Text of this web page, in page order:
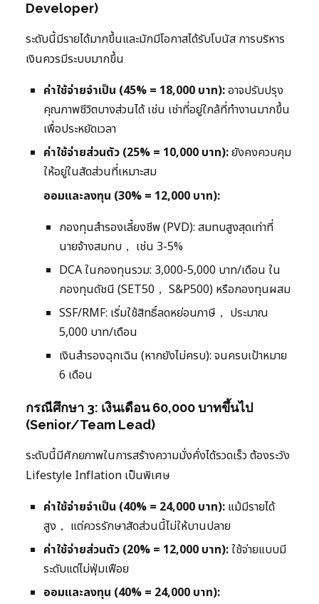
Developer)
ระดับนี้มีรายได้มากขึ้นและมักมีโอกาสได้รับโบนัส การบริหาร
เงินควรมีระบบมากขึ้น
ค่าใช้จ่ายจำเป็น (45% = 18,000 บาท):อาจปรับปรุง
คุณภาพชีวิตบางส่วนได้ เช่น เช่าที่อยู่ใกล้ที่ทำงานมากขึ้น
เพื่อประหยัดเวลา
ค่าใช้จ่ายส่วนตัว (25% = 10,000 บาท):ยังคงควบคุม
ให้อยู่ในสัดส่วนที่เหมาะสม
ออมและลงทุน (30% = 12,000 บาท):
กองทุนสำรองเลี้ยงชีพ (PVD): สมทบสูงสุดเท่าที่
นายจ้างสมทบ， เช่น 3-5%
DCA ในกองทุนรวม: 3,000-5,000 บาท/เดือน ใน
กองทุนดัชนี (SET50， S&P500) หรือกองทุนผสม
SSF/RMF: เริ่มใช้สิทธิ์ลดหย่อนภาษี， ประมาณ
5,000 บาท/เดือน
เงินสำรองฉุกเฉิน (หากยังไม่ครบ): จนครบเป้าหมาย
6 เดือน
กรณีศึกษา 3: เงินเดือน 60,000 บาทขึ้นไป
(Senior/Team Lead)
ระดับนี้มีศักยภาพในการสร้างความมั่งคั่งได้รวดเร็ว ต้องระวัง
Lifestyle Inflation เป็นพิเศษ
ค่าใช้จ่ายจำเป็น (40% = 24,000 บาท): แม้มีรายได้
สูง， แต่ควรรักษาสัดส่วนนี้ไม่ให้บานปลาย
ค่าใช้จ่ายส่วนตัว (20% = 12,000 บาท):ใช้จ่ายแบบมี
ระดับแต่ไม่ฟุ่มเฟือย
ออมและลงทุน (40% = 24,000 บาท):